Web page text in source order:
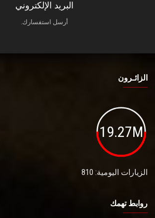
البريد الإلكتروني
أرسل استفسارك.
الزائـرون
19.27M
الزيارات اليومية: 810
روابط تهمك